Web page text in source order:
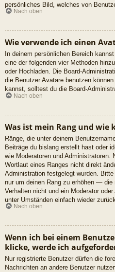
persönliches Bild, welches von
Nach oben
Wie verwende ich einen
In deinem persönlichen Bereich
eine der folgenden vier Methoden
oder Hochladen. Die Board-
die Benutzer Avatare benutzen
kannst, solltest du die Board-
Nach oben
Was ist mein Rang und wie
Ränge, die unter deinem
Beiträge du bislang erstellt hast oder
wie Moderatoren und Administratoren.
Wortlaut eines Ranges nicht direkt
Administration festgelegt wurden.
nur um deinen Rang zu erhöhen — die
Verhalten nicht und ein Moderator
unter Umständen einfach wieder
Nach oben
Wenn ich bei einem
klicke, werde ich
Nur registrierte Benutzer dürfen die
Nachrichten an andere Benutzer